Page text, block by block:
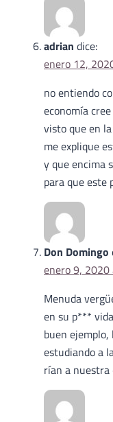
adrian dice:
enero 12,
no entiendo
economía
visto que en
me explique
y que encima
para que este
Don Domingo
enero 9, 2020
Menuda
en su p***
buen
estudiando a
rían a nuestra